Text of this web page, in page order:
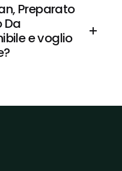
Preparato
Da
e voglio